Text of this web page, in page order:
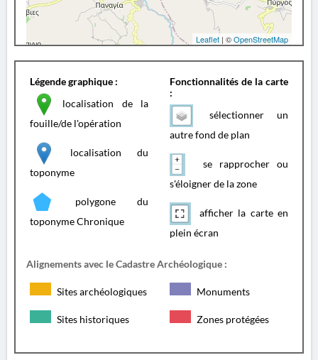
Leaflet | ©OpenStreetMap
Légende graphique :
localisation de la
fouille/de l'opération
localisation du
toponyme
polygone du
toponyme Chronique
Fonctionnalités de la carte
:
sélectionner un
autre fond de plan
se rapprocher ou
s'éloigner de la zone
afficher la carte en
plein écran
Alignements avec le Cadastre Archéologique :
Sites archéologiques Monuments
Sites historiques Zones protégées